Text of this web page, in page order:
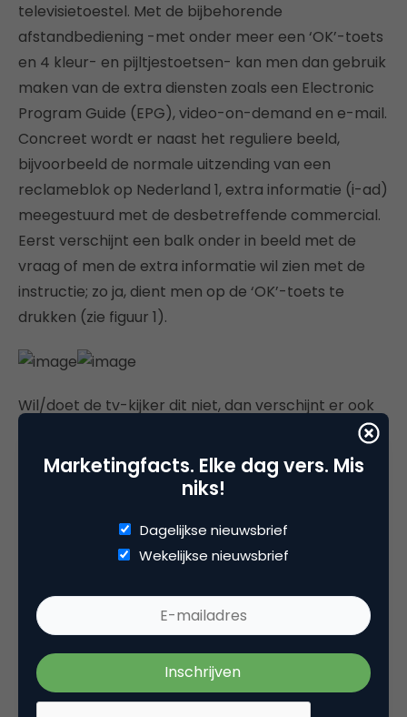
televisietoestel. Met de bijbehorende
afstandbediening -met onder meer een ‘OK’-toets
en 4 kleur- en pijltjestoetsen- kan men dan gebruik
maken van de extra diensten zoals een Electronic
Program Guide (EPG), video-on-demand en e-mail.
Concreet wordt er naast het reguliere beeld,
bijvoorbeeld de normale uitzending van een
reclameblok op Nederland 1, extra informatie (i-ad)
meegestuurd met de desbetreffende commercial.
Eerst verschijnt een balk onder in beeld met de
vraag of men de extra informatie wil zien met de
instructie; zo ja, dient men op de ‘OK’-toets te
drukken (zie figuur 1).
Wil/doet de tv-kijker dit niet, dan verschijnt er ook
geen interactieve informatie. Het balkje verdwijnt
vanzelf weer uit beeld. Onderneemt de kijker wel
actie dan wordt de i-ad gedownload in het
tijdstip, vari?rend van enkele seconden tot enkele
minuten later, verschijnt de i-ad over de normale
De gebruiker kan de extra aangeboden informatie
bekijken met behulp van bijvoorbeeld de
pijltjestoetsen en desgewenst actie ondernemen:
een brochure aanvragen via de settopbox of zich
Marketingfacts. Elke dag vers. Mis
niks!
Dagelijkse nieuwsbrief
Wekelijkse nieuwsbrief